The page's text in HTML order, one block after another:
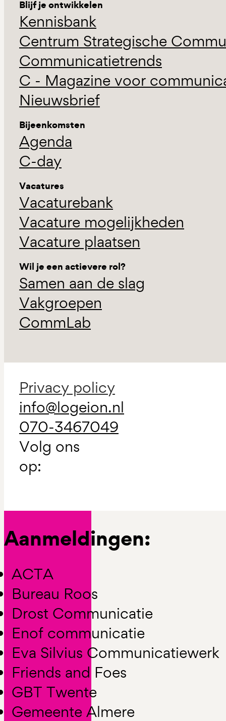
Blijf je ontwikkelen
Kennisbank
Centrum Strategische
Communicatietrends
C - Magazine voor
Nieuwsbrief
Bijeenkomsten
Agenda
C-day
Vacatures
Vacaturebank
Vacature mogelijkheden
Vacature plaatsen
Wil je een actievere rol?
Samen aan de slag
Vakgroepen
CommLab
Privacy policy
info@logeion.nl
070-3467049
Volg ons
op:
Aanmeldingen:
ACTA
Bureau Roos
Drost Communicatie
Enof communicatie
Eva Silvius Communicatiewerk
Friends and Foes
GBT Twente
Gemeente Almere